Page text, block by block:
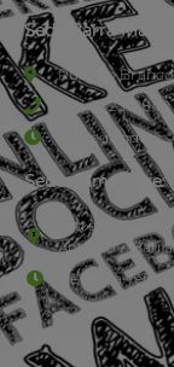
Sede Barra Mansa
Rua Rio
(24) 3323-
De segunda à
Sede Campestre:
Estrada
Antônio – Barra
De terça-feira